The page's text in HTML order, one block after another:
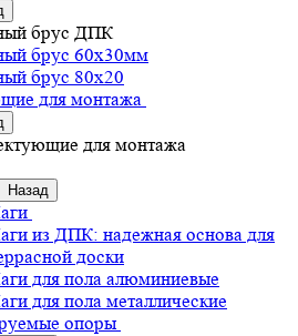
брус ДПК
брус 60х30мм
брус 80х20
для монтажа
для монтажа
Назад
из ДПК: надежная основа для
доски
для пола алюминиевые
для пола металлические
опоры